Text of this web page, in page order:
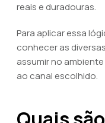
reais e duradouras.
Para aplicar essa
conhecer as
assumir no
ao canal escolhido.